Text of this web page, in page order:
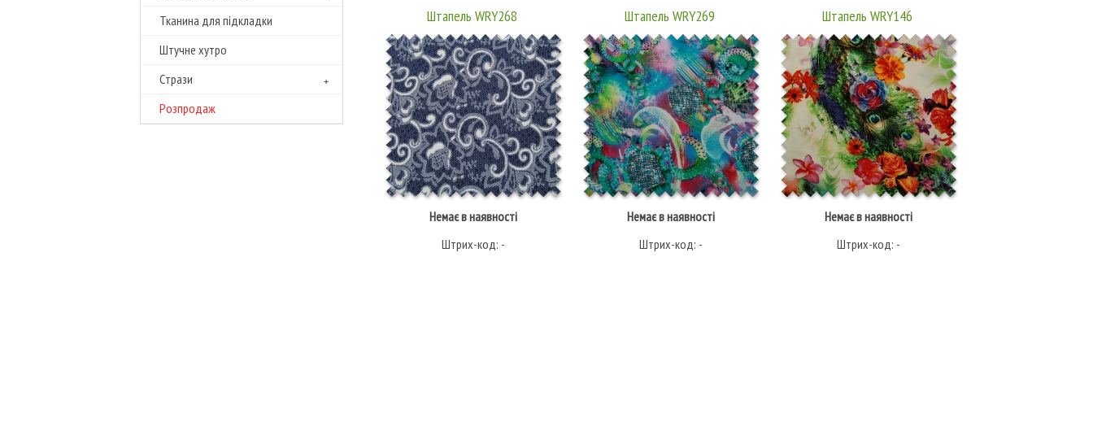
Тканина для підкладки
Штучне хутро
Cтрази
Розпродаж
Штапель WRY268
Немає в наявності
Штрих-код: -
Штапель WRY269
Немає в наявності
Штрих-код: -
Штапель WRY146
Немає в наявності
Штрих-код: -